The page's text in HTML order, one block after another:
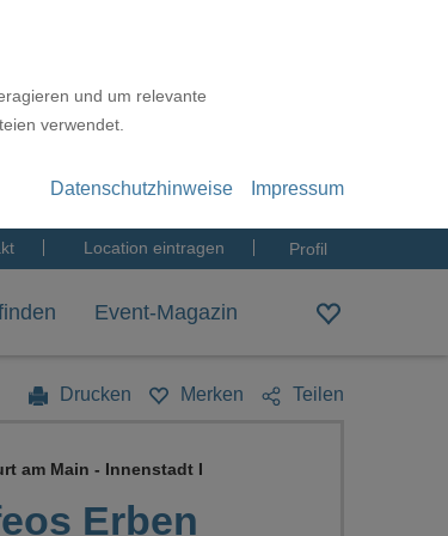
und um relevante
verwendet.
Datenschutzhinweise Impressum
Location eintragen Profil
Event-Magazin
Drucken Merken Teilen
Erben
am Main - Innenstadt I